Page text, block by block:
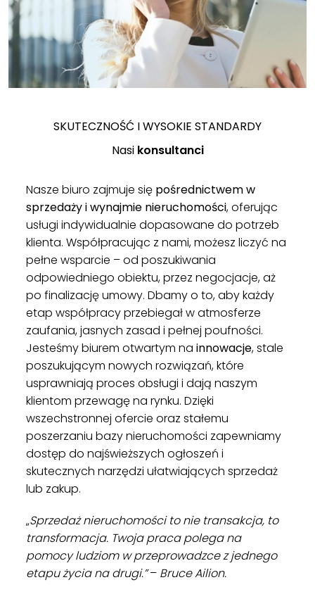
SKUTECZNOŚĆ I WYSOKIE STANDARDY
Nasi konsultanci
Nasze biuro zajmuje się pośrednictwem w
sprzedaży i wynajmie nieruchomości, oferując
usługi indywidualnie dopasowane do potrzeb
klienta. Współpracując z nami, możesz liczyć na
pełne wsparcie – od poszukiwania
odpowiedniego obiektu, przez negocjacje, aż
po finalizację umowy. Dbamy o to, aby każdy
etap współpracy przebiegał w atmosferze
zaufania, jasnych zasad i pełnej poufności.
Jesteśmy biurem otwartym nainnowacje, stale
poszukującym nowych rozwiązań, które
usprawniają proces obsługi i dają naszym
klientom przewagę na rynku. Dzięki
wszechstronnej ofercie oraz stałemu
poszerzaniu bazy nieruchomości zapewniamy
dostęp do najświeższych ogłoszeń i
skutecznych narzędzi ułatwiających sprzedaż
lub zakup.
„Sprzedaż nieruchomości to nie transakcja, to
transformacja. Twoja praca polega na
pomocy ludziom w przeprowadzce z jednego
etapu życia na drugi.”– Bruce Ailion.